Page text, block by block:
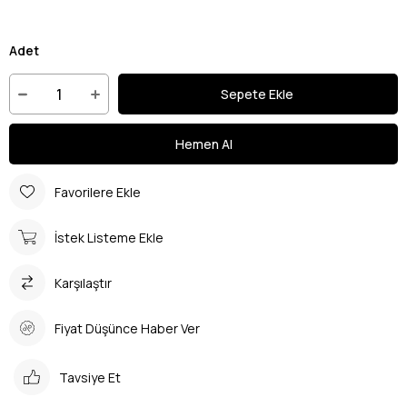
Adet
Favorilere Ekle
İstek Listeme Ekle
Karşılaştır
Fiyat Düşünce Haber Ver
Tavsiye Et